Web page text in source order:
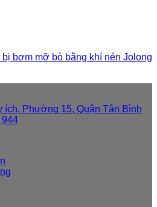
bị bơm mỡ bò bằng khí nén Jolong
ích, Phường 15, Quận Tân Bình
944